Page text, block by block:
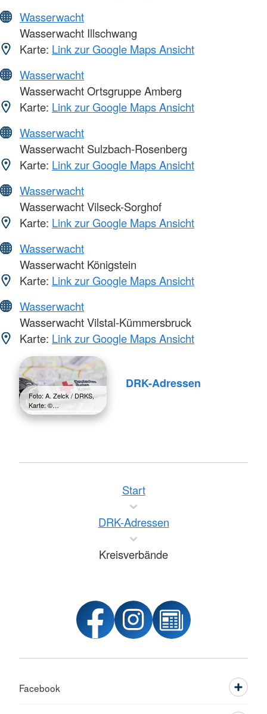
Wasserwacht
Wasserwacht Illschwang
Karte: Link zur Google Maps Ansicht
Wasserwacht
Wasserwacht Ortsgruppe Amberg
Karte: Link zur Google Maps Ansicht
Wasserwacht
Wasserwacht Sulzbach-Rosenberg
Karte: Link zur Google Maps Ansicht
Wasserwacht
Wasserwacht Vilseck-Sorghof
Karte: Link zur Google Maps Ansicht
Wasserwacht
Wasserwacht Königstein
Karte: Link zur Google Maps Ansicht
Wasserwacht
Wasserwacht Vilstal-Kümmersbruck
Karte: Link zur Google Maps Ansicht
Foto: A. Zelck / DRKS,
Karte: ©…
DRK-Adressen
Start
DRK-Adressen
Kreisverbände
Facebook